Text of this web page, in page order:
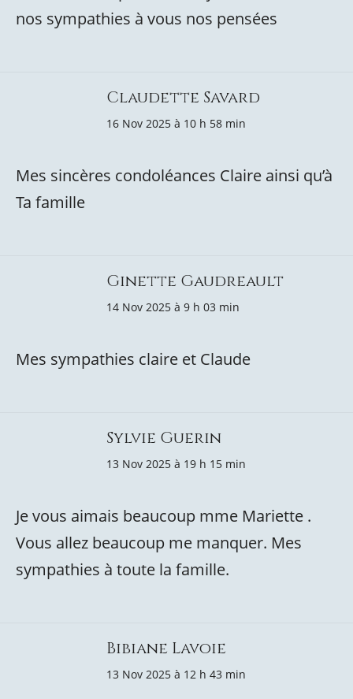
nos sympathies à vous nos pensées
Claudette Savard
16 Nov 2025 à 10 h 58 min
Mes sincères condoléances Claire ainsi qu’à
Ta famille
Ginette Gaudreault
14 Nov 2025 à 9 h 03 min
Mes sympathies claire et Claude
Sylvie Guerin
13 Nov 2025 à 19 h 15 min
Je vous aimais beaucoup mme Mariette .
Vous allez beaucoup me manquer. Mes
sympathies à toute la famille.
Bibiane Lavoie
13 Nov 2025 à 12 h 43 min